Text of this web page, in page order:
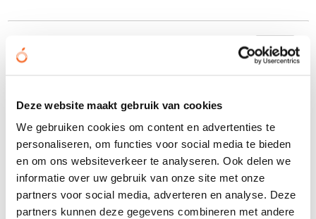
Deze website maakt gebruik van cookies
We gebruiken cookies om content en advertenties te
personaliseren, om functies voor social media te bieden
en om ons websiteverkeer te analyseren. Ook delen we
informatie over uw gebruik van onze site met onze
partners voor social media, adverteren en analyse. Deze
partners kunnen deze gegevens combineren met andere